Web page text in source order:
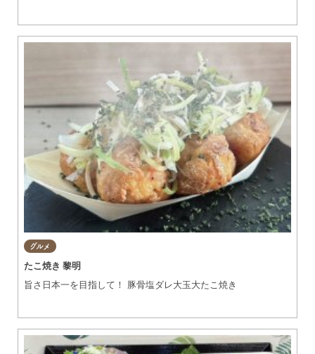
お席の予約も可能です。 当店では本わらび粉を使用し、独自の
配合をした「極上わらびもち」を看板MENU一押し商品としてど
の時間帯でもお召し上がり いただけるようにメニューを作って
います。 料理をよりおいしく頂けるよう愛知県の常滑焼など陶
器にもこだわり見た目から楽しめるのも当店の特徴です。 また
お持ち帰り用の特製わらびもちは個人のお客様・自治会・子供
会・企業様まで注文を承ります。 お気軽にお電話下さい。駐車
場20台完備。
グルメ
たこ焼き 黎明
旨さ日本一を目指して！ 豚骨塩ダレ大玉大たこ焼き